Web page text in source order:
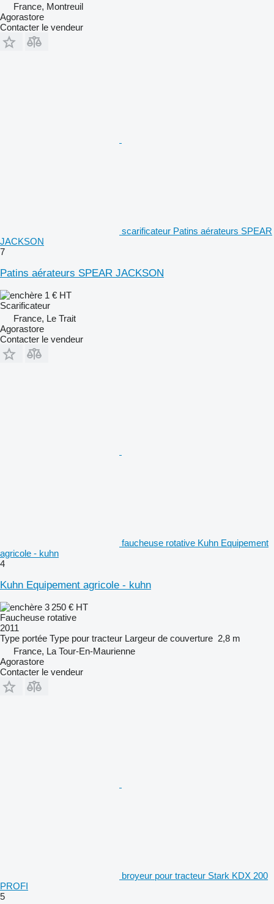
France, Montreuil
Agorastore
Contacter le vendeur
scarificateur Patins aérateurs SPEAR
JACKSON
7
Patins aérateurs SPEAR JACKSON
1 € HT
Scarificateur
France, Le Trait
Agorastore
Contacter le vendeur
faucheuse rotative Kuhn Equipement
agricole - kuhn
4
Kuhn Equipement agricole - kuhn
3 250 € HT
Faucheuse rotative
2011
Type portée Type pour tracteur Largeur de couverture 2,8 m
France, La Tour-En-Maurienne
Agorastore
Contacter le vendeur
broyeur pour tracteur Stark KDX 200
PROFI
5